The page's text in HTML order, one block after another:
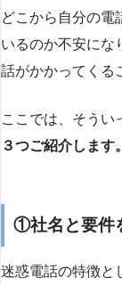
どこから自分の電
いるのか不安にな
話がかかってくる
ここでは、そうい
３つご紹介します。
①社名と要件
迷惑電話の特徴と